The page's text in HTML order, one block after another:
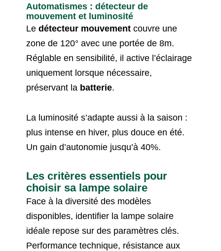
Automatismes : détecteur de
mouvement et luminosité
Ledétecteur mouvement couvre une
zone de 120° avec une portée de 8m.
Réglable en sensibilité, il active l’éclairage
uniquement lorsque nécessaire,
préservant la batterie.
La luminosité s’adapte aussi à la saison :
plus intense en hiver, plus douce en été.
Un gain d’autonomie jusqu’à 40%.
Les critères essentiels pour
choisir sa lampe solaire
Face à la diversité des modèles
disponibles, identifier la lampe solaire
idéale repose sur des paramètres clés.
Performance technique, résistance aux